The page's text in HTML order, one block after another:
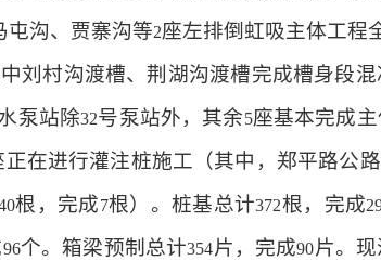
屯沟、贾寨沟等2座左排倒虹吸主体工程
刘村沟渡槽、荆湖沟渡槽完成槽身段
泵站除32号泵站外，其余5座基本完成
正在进行灌注桩施工（其中，郑平路公
根，完成7根）。桩基总计372根，完成
96个。箱梁预制总计354片，完成90片。